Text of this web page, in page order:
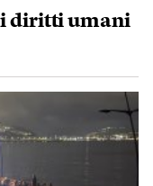
diritti umani